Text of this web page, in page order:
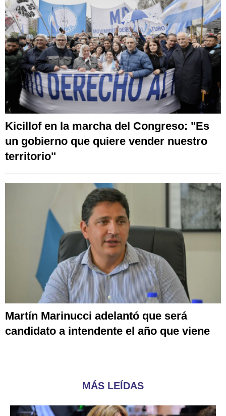
Kicillof en la marcha del Congreso: "Es
un gobierno que quiere vender nuestro
territorio"
Martín Marinucci adelantó que será
candidato a intendente el año que viene
MÁS LEÍDAS